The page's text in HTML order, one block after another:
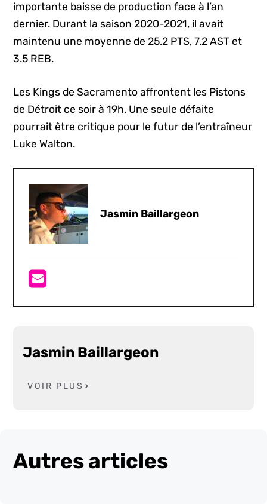
importante baisse de production face à l’an
dernier. Durant la saison 2020-2021, il avait
maintenu une moyenne de 25.2 PTS, 7.2 AST et
3.5 REB.
Les Kings de Sacramento affrontent les Pistons
de Détroit ce soir à 19h. Une seule défaite
pourrait être critique pour le futur de l’entraîneur
Luke Walton.
Jasmin Baillargeon
Jasmin Baillargeon
VOIR PLUS
Autres articles